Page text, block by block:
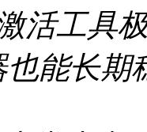
活工具
也能长期